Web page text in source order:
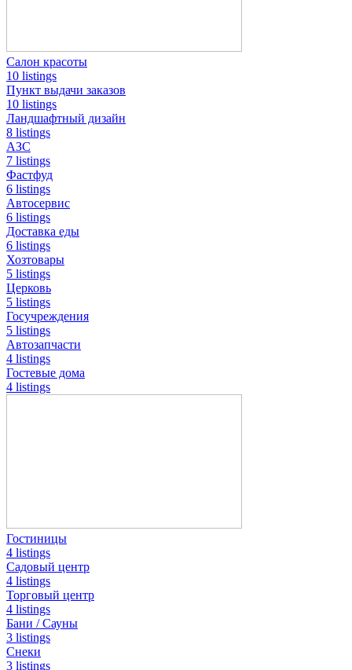
Салон красоты
10 listings
Пункт выдачи заказов
10 listings
Ландшафтный дизайн
8 listings
АЗС
7 listings
Фастфуд
6 listings
Автосервис
6 listings
Доставка еды
6 listings
Хозтовары
5 listings
Церковь
5 listings
Госучреждения
5 listings
Автозапчасти
4 listings
Гостевые дома
4 listings
Гостиницы
4 listings
Садовый центр
4 listings
Торговый центр
4 listings
Бани / Сауны
3 listings
Снеки
3 listings